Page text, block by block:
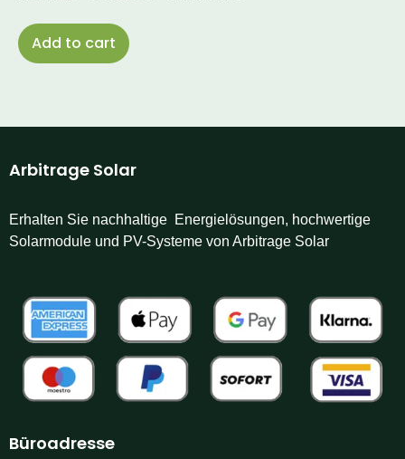
Add to cart
Arbitrage Solar
Erhalten Sie nachhaltige Energielösungen, hochwertige
Solarmodule und PV-Systeme von Arbitrage Solar
Büroadresse